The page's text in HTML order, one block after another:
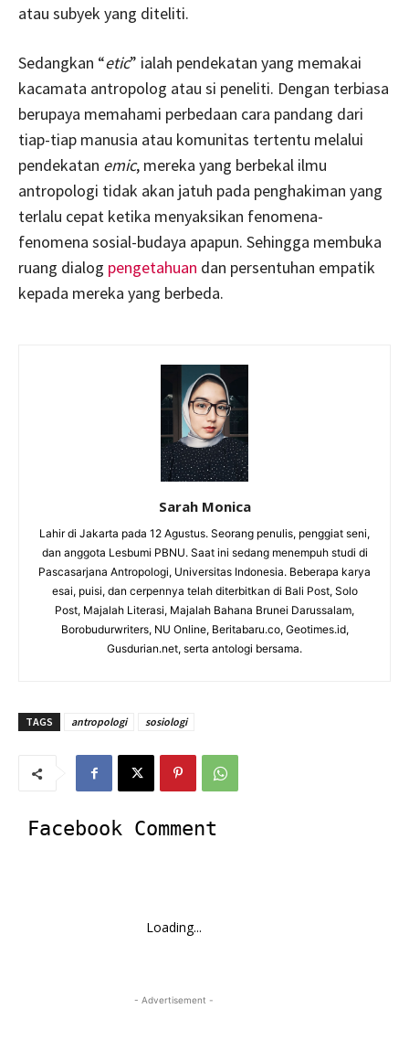
atau subyek yang diteliti.
Sedangkan “etic” ialah pendekatan yang memakai
kacamata antropolog atau si peneliti. Dengan terbiasa
berupaya memahami perbedaan cara pandang dari
tiap-tiap manusia atau komunitas tertentu melalui
pendekatan emic, mereka yang berbekal ilmu
antropologi tidak akan jatuh pada penghakiman yang
terlalu cepat ketika menyaksikan fenomena-
fenomena sosial-budaya apapun. Sehingga membuka
ruang dialog pengetahuan dan persentuhan empatik
kepada mereka yang berbeda.
Sarah Monica
Lahir di Jakarta pada 12 Agustus. Seorang penulis, penggiat seni,
dan anggota Lesbumi PBNU. Saat ini sedang menempuh studi di
Pascasarjana Antropologi, Universitas Indonesia. Beberapa karya
esai, puisi, dan cerpennya telah diterbitkan di Bali Post, Solo
Post, Majalah Literasi, Majalah Bahana Brunei Darussalam,
Borobudurwriters, NU Online, Beritabaru.co, Geotimes.id,
Gusdurian.net, serta antologi bersama.
TAGS antropologi sosiologi
Facebook Comment
Loading...
- Advertisement -